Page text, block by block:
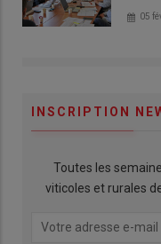
05
INSCRIPTION
Toutes les
viticoles et rurales